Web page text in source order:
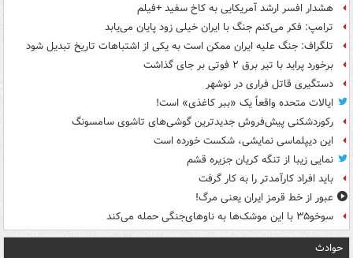
هشدار افسر ارشد آمریکایی به کاخ سفید +فیلم
ترامپ: فکر می‌کنم جنگ با ایران خیلی زود پایان می‌یابد
تلگراف: جنگ علیه ایران ممکن است به یکی از اشتباهات تاریخ تبدیل شود
برخورد پراید با تیر برق ۲ فوتی بر جای گذاشت
دستگیری قاتل فراری در نوشهر
ایالات متحده واقعاً یک «ببر کاغذی» است!
رکوردشکنی پیش‌فروش جدیدترین گوشی‌های تاشوی سامسونگ
این دیپلماسی نمایشی، شکست خورده است
نمایی زیبا از تنگه کریان جزیره قشم
باید افراد کارآمدتر را به کار گرفت
عبور از خط قرمز ایران یعنی مرگ!
سوخو۳۵ با این موشک‌ها به ناوهای‌جنگی حمله می‌کند
حوادث